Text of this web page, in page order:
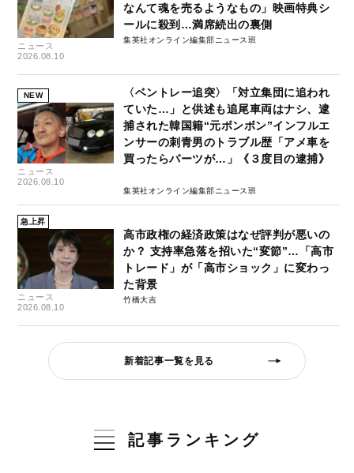
ニュース
2026.08.10
なんて魂を売るようなもの」映画特典シ
ールに殺到…満席続出の裏側
集英社オンライン編集部ニュース班
NEW
ニュース
2026.08.10
〈ベントレー追突〉「対立集団に追われ
ていた…」と供述も追尾車両はナシ、逮
捕された韓国籍“元ボンボン”インフルエ
ンサーの刺青男のトラブル歴「アメ車を
買ったらパーツが…」《３度目の逮捕》
集英社オンライン編集部ニュース班
急上昇
ニュース
2026.08.10
高市政権の経済政策はなぜ評判が悪いの
か？ 支持率急落を招いた“変節”…「高市
トレード」が「高市ショック」に変わっ
た背景
竹橋大吉
新着記事一覧を見る
記事ランキング